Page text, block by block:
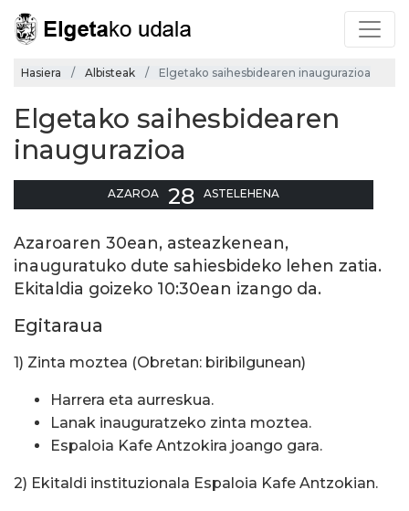
Hasiera Albisteak Elgetako saihesbidearen inaugurazioa
Elgetako saihesbidearen
inaugurazioa
AZAROA 28 ASTELEHENA
Azaroaren 30ean, asteazkenean,
inauguratuko dute sahiesbideko lehen zatia.
Ekitaldia goizeko 10:30ean izango da.
Egitaraua
1) Zinta moztea (Obretan: biribilgunean)
Harrera eta aurreskua.
Lanak inauguratzeko zinta moztea.
Espaloia Kafe Antzokira joango gara.
2) Ekitaldi instituzionala Espaloia Kafe Antzokian.